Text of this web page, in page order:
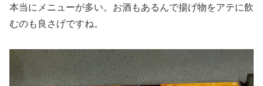
本当にメニューが多い。お酒もあるんで揚げ物をアテに飲
むのも良さげですね。